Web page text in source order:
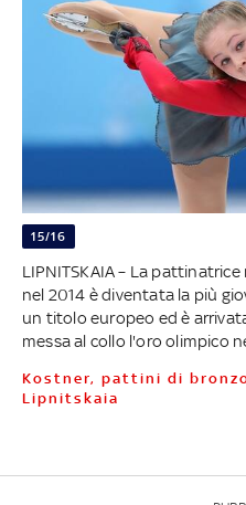
15/16
LIPNITSKAIA – La
nel 2014 è diventata la più
un titolo europeo ed è
messa al collo l'oro olimpico
Kostner, pattini di bronzo. Oro alla 15enne
Lipnitskaia